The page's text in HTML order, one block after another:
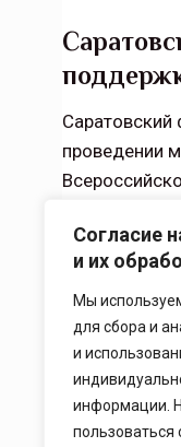
Согласие
и их
Мы
для сбора и
и
информации.
пользоваться
Саратовский
проведении
Читать
1 2